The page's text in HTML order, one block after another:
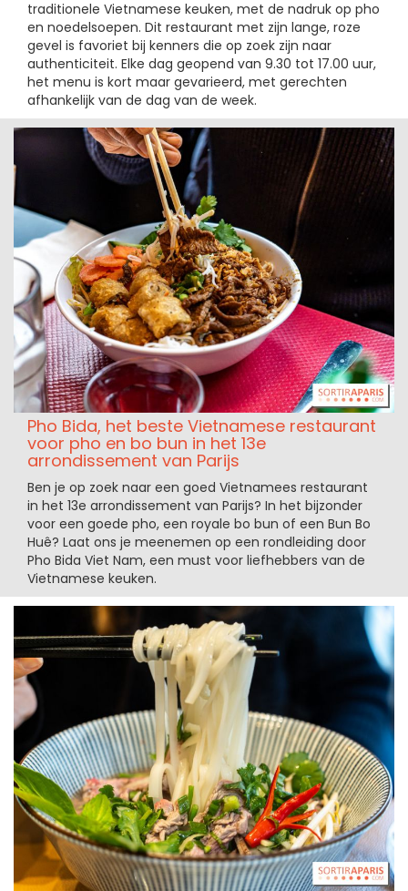
traditionele Vietnamese keuken, met de nadruk op pho
en noedelsoepen. Dit restaurant met zijn lange, roze
gevel is favoriet bij kenners die op zoek zijn naar
authenticiteit. Elke dag geopend van 9.30 tot 17.00 uur,
het menu is kort maar gevarieerd, met gerechten
afhankelijk van de dag van de week.
Pho Bida, het beste Vietnamese restaurant
voor pho en bo bun in het 13e
arrondissement van Parijs
Ben je op zoek naar een goed Vietnamees restaurant
in het 13e arrondissement van Parijs? In het bijzonder
voor een goede pho, een royale bo bun of een Bun Bo
Huê? Laat ons je meenemen op een rondleiding door
Pho Bida Viet Nam, een must voor liefhebbers van de
Vietnamese keuken.